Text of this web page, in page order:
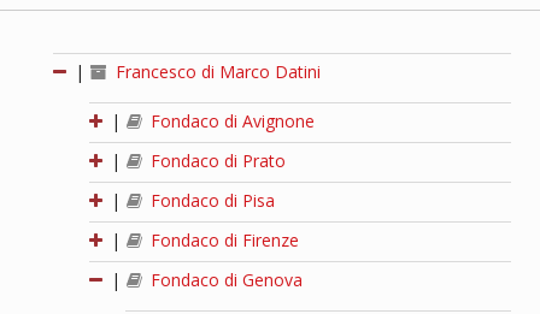
| Francesco di Marco Datini
|
Fondaco di Avignone
|
Fondaco di Prato
|
Fondaco di Pisa
|
Fondaco di Firenze
|
Fondaco di Genova